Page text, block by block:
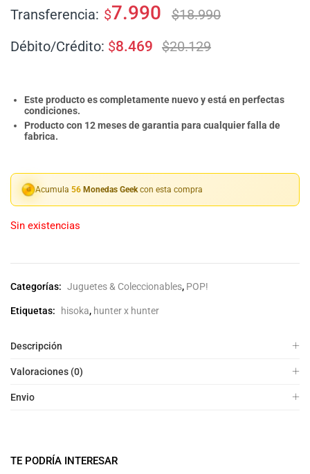
Transferencia: $7.990 $18.990
Débito/Crédito: $8.469 $20.129
Este producto es completamente nuevo y está en perfectas
condiciones.
Producto con 12 meses de garantia para cualquier falla de
fabrica.
Acumula 56 Monedas Geek con esta compra
Sin existencias
Categorías: Juguetes & Coleccionables, POP!
Etiquetas: hisoka, hunter x hunter
Descripción
Valoraciones (0)
Envio
TE PODRÍA INTERESAR